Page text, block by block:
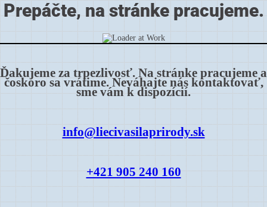
Prepáčte, na stránke pracujeme.
Ďakujeme za trpezlivosť. Na stránke pracujeme a
čoskoro sa vrátime. Neváhajte nás kontaktovať,
sme vám k dispozícií.
info@liecivasilaprirody.sk
+421 905 240 160